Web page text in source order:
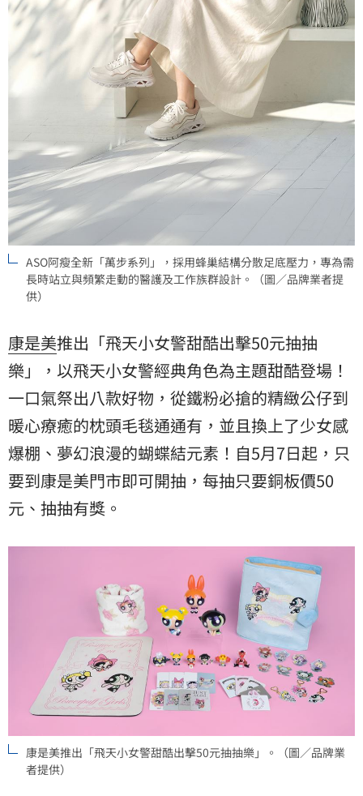
ASO阿瘦全新「萬步系列」，採用蜂巢結構分散足底壓力，專為需
長時站立與頻繁走動的醫護及工作族群設計。（圖／品牌業者提
供）
康是美推出「飛天小女警甜酷出擊50元抽抽
樂」，以飛天小女警經典角色為主題甜酷登場！
一口氣祭出八款好物，從鐵粉必搶的精緻公仔到
暖心療癒的枕頭毛毯通通有，並且換上了少女感
爆棚、夢幻浪漫的蝴蝶結元素！自5月7日起，只
要到康是美門市即可開抽，每抽只要銅板價50
元、抽抽有獎。
康是美推出「飛天小女警甜酷出擊50元抽抽樂」。（圖／品牌業
者提供）